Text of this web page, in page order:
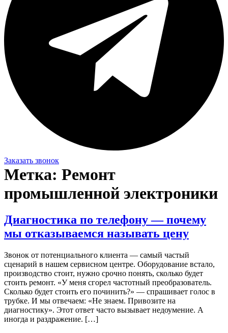
Заказать звонок
Метка: Ремонт
промышленной электроники
Диагностика по телефону — почему
мы отказываемся называть цену
Звонок от потенциального клиента — самый частый
сценарий в нашем сервисном центре. Оборудование встало,
производство стоит, нужно срочно понять, сколько будет
стоить ремонт. «У меня сгорел частотный преобразователь.
Сколько будет стоить его починить?» — спрашивает голос в
трубке. И мы отвечаем: «Не знаем. Привозите на
диагностику». Этот ответ часто вызывает недоумение. А
иногда и раздражение. […]